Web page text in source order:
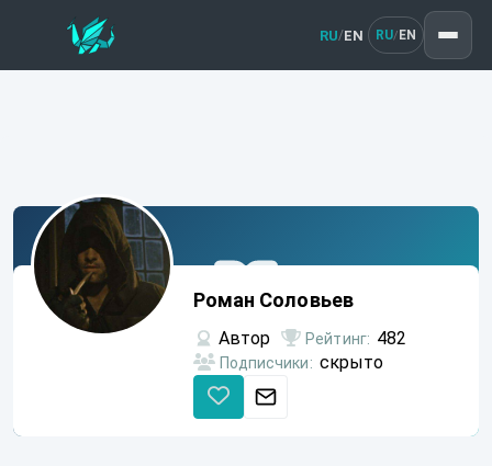
RU/EN RU/ EN
Роман
Соловьев
Роман Соловьев
Автор Рейтинг: 482
Подписчики: скрыто